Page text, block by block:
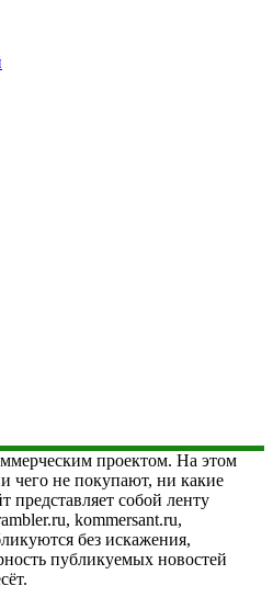
проектом. На этом
чего не покупают, ни какие
представляет собой ленту
kommersant.ru,
без искажения,
публикуемых новостей